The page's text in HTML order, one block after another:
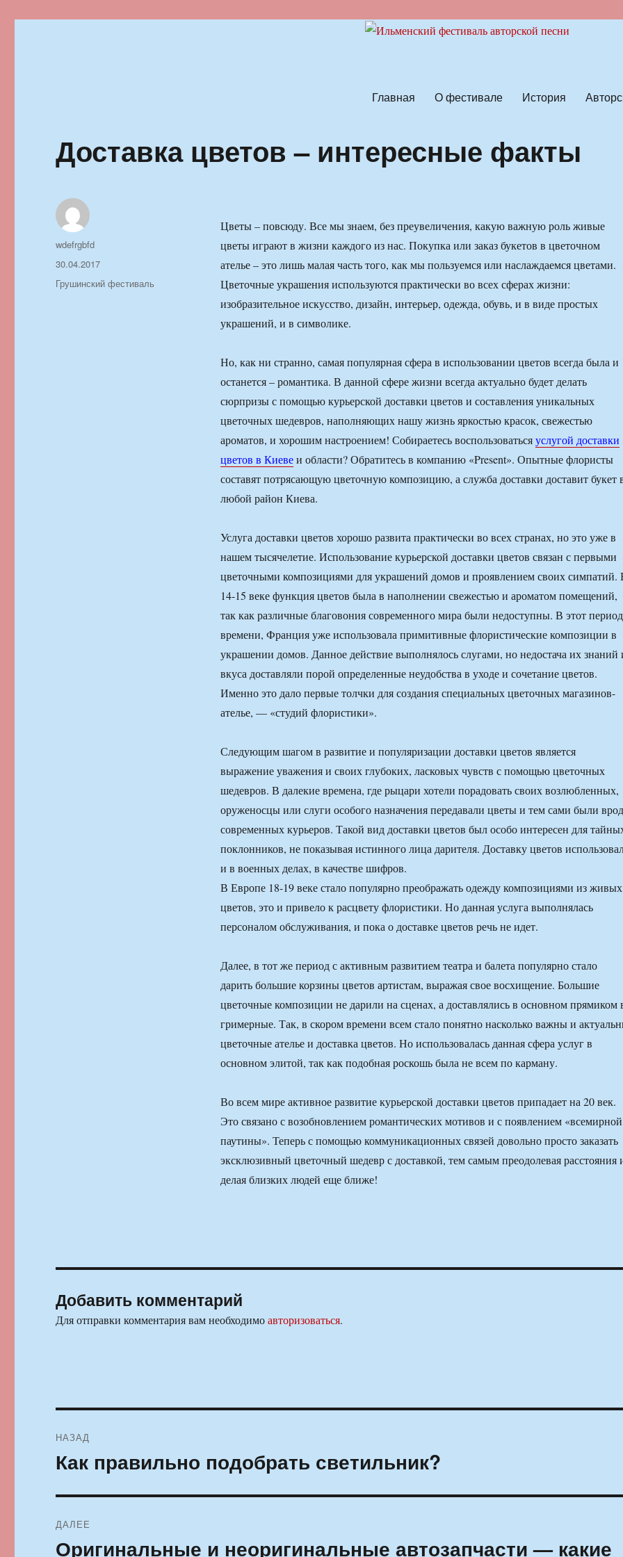
Главная О фестивале История
Доставка цветов – интересные факты
Цветы – повсюду. Все мы знаем, без преувеличения, какую важную роль живые
цветы играют в жизни каждого из нас. Покупка или заказ букетов в цветочном
ателье – это лишь малая часть того, как мы пользуемся или наслаждаемся цветами.
Цветочные украшения используются практически во всех сферах жизни:
изобразительное искусство, дизайн, интерьер, одежда, обувь, и в виде простых
украшений, и в символике.
Но, как ни странно, самая популярная сфера в использовании цветов всегда была и
останется – романтика. В данной сфере жизни всегда актуально будет делать
сюрпризы с помощью курьерской доставки цветов и составления уникальных
цветочных шедевров, наполняющих нашу жизнь яркостью красок, свежестью
ароматов, и хорошим настроением! Собираетесь воспользоватьсяуслугой доставки
цветов в Киевеи области? Обратитесь в компанию «Present». Опытные флористы
составят потрясающую цветочную композицию, а служба доставки доставит букет
любой район Киева.
Услуга доставки цветов хорошо развита практически во всех странах, но это уже в
нашем тысячелетие. Использование курьерской доставки цветов связан с первыми
цветочными композициями для украшений домов и проявлением своих симпатий.
14-15 веке функция цветов была в наполнении свежестью и ароматом помещений,
так как различные благовония современного мира были недоступны. В этот период
времени, Франция уже использовала примитивные флористические композиции в
украшении домов. Данное действие выполнялось слугами, но недостача их знаний
вкуса доставляли порой определенные неудобства в уходе и сочетание цветов.
Именно это дало первые толчки для создания специальных цветочных магазинов-
ателье, — «студий флористики».
Следующим шагом в развитие и популяризации доставки цветов является
выражение уважения и своих глубоких, ласковых чувств с помощью цветочных
шедевров. В далекие времена, где рыцари хотели порадовать своих возлюбленных,
оруженосцы или слуги особого назначения передавали цветы и тем сами были
современных курьеров. Такой вид доставки цветов был особо интересен для
поклонников, не показывая истинного лица дарителя. Доставку цветов
и в военных делах, в качестве шифров.
В Европе 18-19 веке стало популярно преображать одежду композициями из живых
цветов, это и привело к расцвету флористики. Но данная услуга выполнялась
персоналом обслуживания, и пока о доставке цветов речь не идет.
Далее, в тот же период с активным развитием театра и балета популярно стало
дарить большие корзины цветов артистам, выражая свое восхищение. Большие
цветочные композиции не дарили на сценах, а доставлялись в основном прямиком
гримерные. Так, в скором времени всем стало понятно насколько важны и
цветочные ателье и доставка цветов. Но использовалась данная сфера услуг в
основном элитой, так как подобная роскошь была не всем по карману.
Во всем мире активное развитие курьерской доставки цветов припадает на 20 век.
Это связано с возобновлением романтических мотивов и с появлением «всемирной
паутины». Теперь с помощью коммуникационных связей довольно просто заказать
эксклюзивный цветочный шедевр с доставкой, тем самым преодолевая расстояния
делая близких людей еще ближе!
Автор
wdefrgbfd
Опубликовано
30.04.2017
Рубрики
Грушинский фестиваль
Добавить комментарий
Для отправки комментария вам необходимоавторизоваться.
по
НАЗАД
Предыдущая
Как правильно подобрать светильник?
ДАЛЕЕ
Следующая
Оригинальные и неоригинальные автозапчасти — какие